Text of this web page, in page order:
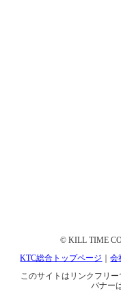
© KILL TIME
KTC総合トップページ
｜会
このサイトはリンクフリ
バナー